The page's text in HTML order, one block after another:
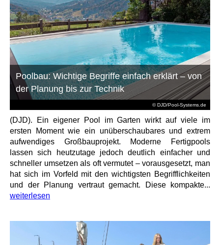
© DJD/Pool-Systems.de
Poolbau: Wichtige Begriffe einfach erklärt – von
der Planung bis zur Technik
(DJD). Ein eigener Pool im Garten wirkt auf viele im
ersten Moment wie ein unüberschaubares und extrem
aufwendiges Großbauprojekt. Moderne Fertigpools
lassen sich heutzutage jedoch deutlich einfacher und
schneller umsetzen als oft vermutet – vorausgesetzt, man
hat sich im Vorfeld mit den wichtigsten Begrifflichkeiten
und der Planung vertraut gemacht. Diese kompakte...
weiterlesen